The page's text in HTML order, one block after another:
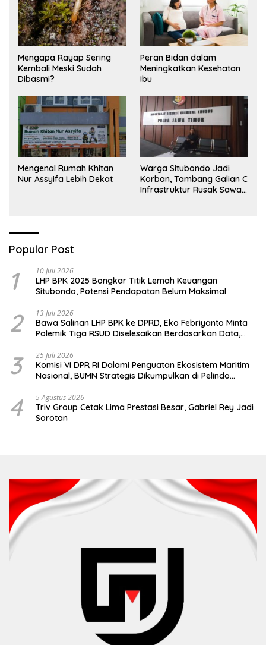
Mengapa Rayap Sering
Kembali Meski Sudah
Dibasmi?
Peran Bidan dalam
Meningkatkan Kesehatan
Ibu
Mengenal Rumah Khitan
Nur Assyifa Lebih Dekat
Warga Situbondo Jadi
Korban, Tambang Galian C
Infrastruktur Rusak Sawah
Popular Post
1 10 Juli 2026
LHP BPK 2025 Bongkar Titik Lemah Keuangan
Situbondo, Potensi Pendapatan Belum Maksimal
2 13 Juli 2026
Bawa Salinan LHP BPK ke DPRD, Eko Febriyanto Minta
Polemik Tiga RSUD Diselesaikan Berdasarkan Data,
3 25 Juli 2026
Komisi VI DPR RI Dalami Penguatan Ekosistem Maritim
Nasional, BUMN Strategis Dikumpulkan di Pelindo
4 5 Agustus 2026
Triv Group Cetak Lima Prestasi Besar, Gabriel Rey Jadi
Sorotan